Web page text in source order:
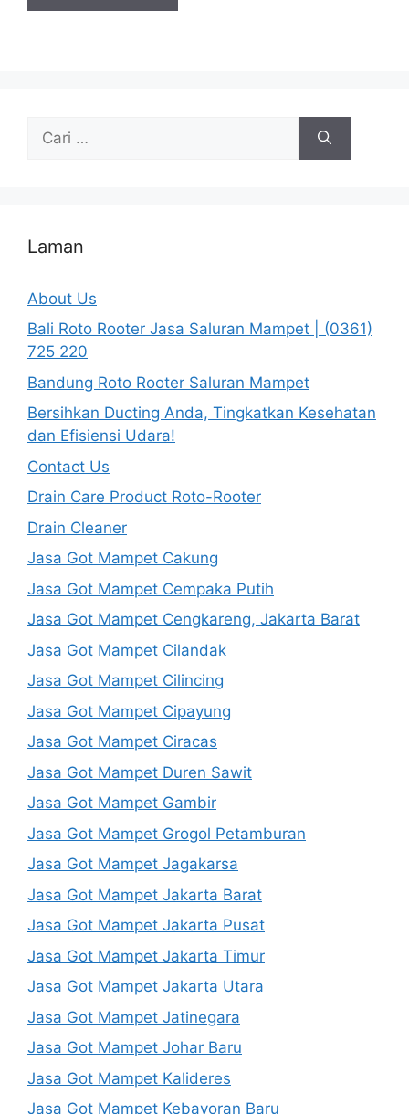
untuk:
Laman
About Us
Bali Roto Rooter Jasa Saluran Mampet | (0361)
725 220
Bandung Roto Rooter Saluran Mampet
Bersihkan Ducting Anda, Tingkatkan Kesehatan
dan Efisiensi Udara!
Contact Us
Drain Care Product Roto-Rooter
Drain Cleaner
Jasa Got Mampet Cakung
Jasa Got Mampet Cempaka Putih
Jasa Got Mampet Cengkareng, Jakarta Barat
Jasa Got Mampet Cilandak
Jasa Got Mampet Cilincing
Jasa Got Mampet Cipayung
Jasa Got Mampet Ciracas
Jasa Got Mampet Duren Sawit
Jasa Got Mampet Gambir
Jasa Got Mampet Grogol Petamburan
Jasa Got Mampet Jagakarsa
Jasa Got Mampet Jakarta Barat
Jasa Got Mampet Jakarta Pusat
Jasa Got Mampet Jakarta Timur
Jasa Got Mampet Jakarta Utara
Jasa Got Mampet Jatinegara
Jasa Got Mampet Johar Baru
Jasa Got Mampet Kalideres
Jasa Got Mampet Kebayoran Baru